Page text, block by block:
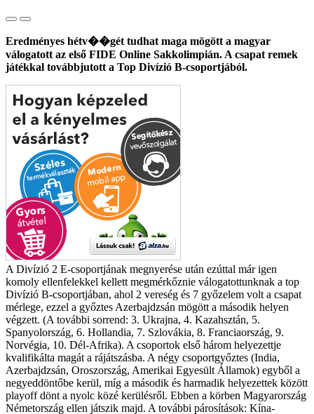
Eredményes hétv��gét tudhat maga mögött a magyar
válogatott az első FIDE Online Sakkolimpián. A csapat remek
játékkal továbbjutott a Top Divízió B-csoportjából.
A Divízió 2 E-csoportjának megnyerése után ezúttal már igen
komoly ellenfelekkel kellett megmérkőznie válogatottunknak a top
Divízió B-csoportjában, ahol 2 vereség és 7 győzelem volt a csapat
mérlege, ezzel a győztes Azerbajdzsán mögött a második helyen
végzett. (A további sorrend: 3. Ukrajna, 4. Kazahsztán, 5.
Spanyolország, 6. Hollandia, 7. Szlovákia, 8. Franciaország, 9.
Norvégia, 10. Dél-Afrika). A csoportok első három helyezettje
kvalifikálta magát a rájátszásba. A négy csoportgyőztes (India,
Azerbajdzsán, Oroszország, Amerikai Egyesült Államok) egyből a
negyeddöntőbe kerül, míg a második és harmadik helyezettek között
playoff dönt a nyolc közé kerülésről. Ebben a körben Magyarország
Németország ellen játszik majd. A további párosítások: Kína-